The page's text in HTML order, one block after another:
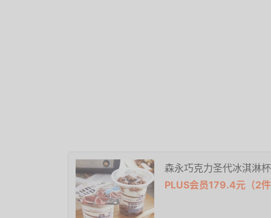
森永巧克力圣代冰淇淋
PLUS会员179.4元（2